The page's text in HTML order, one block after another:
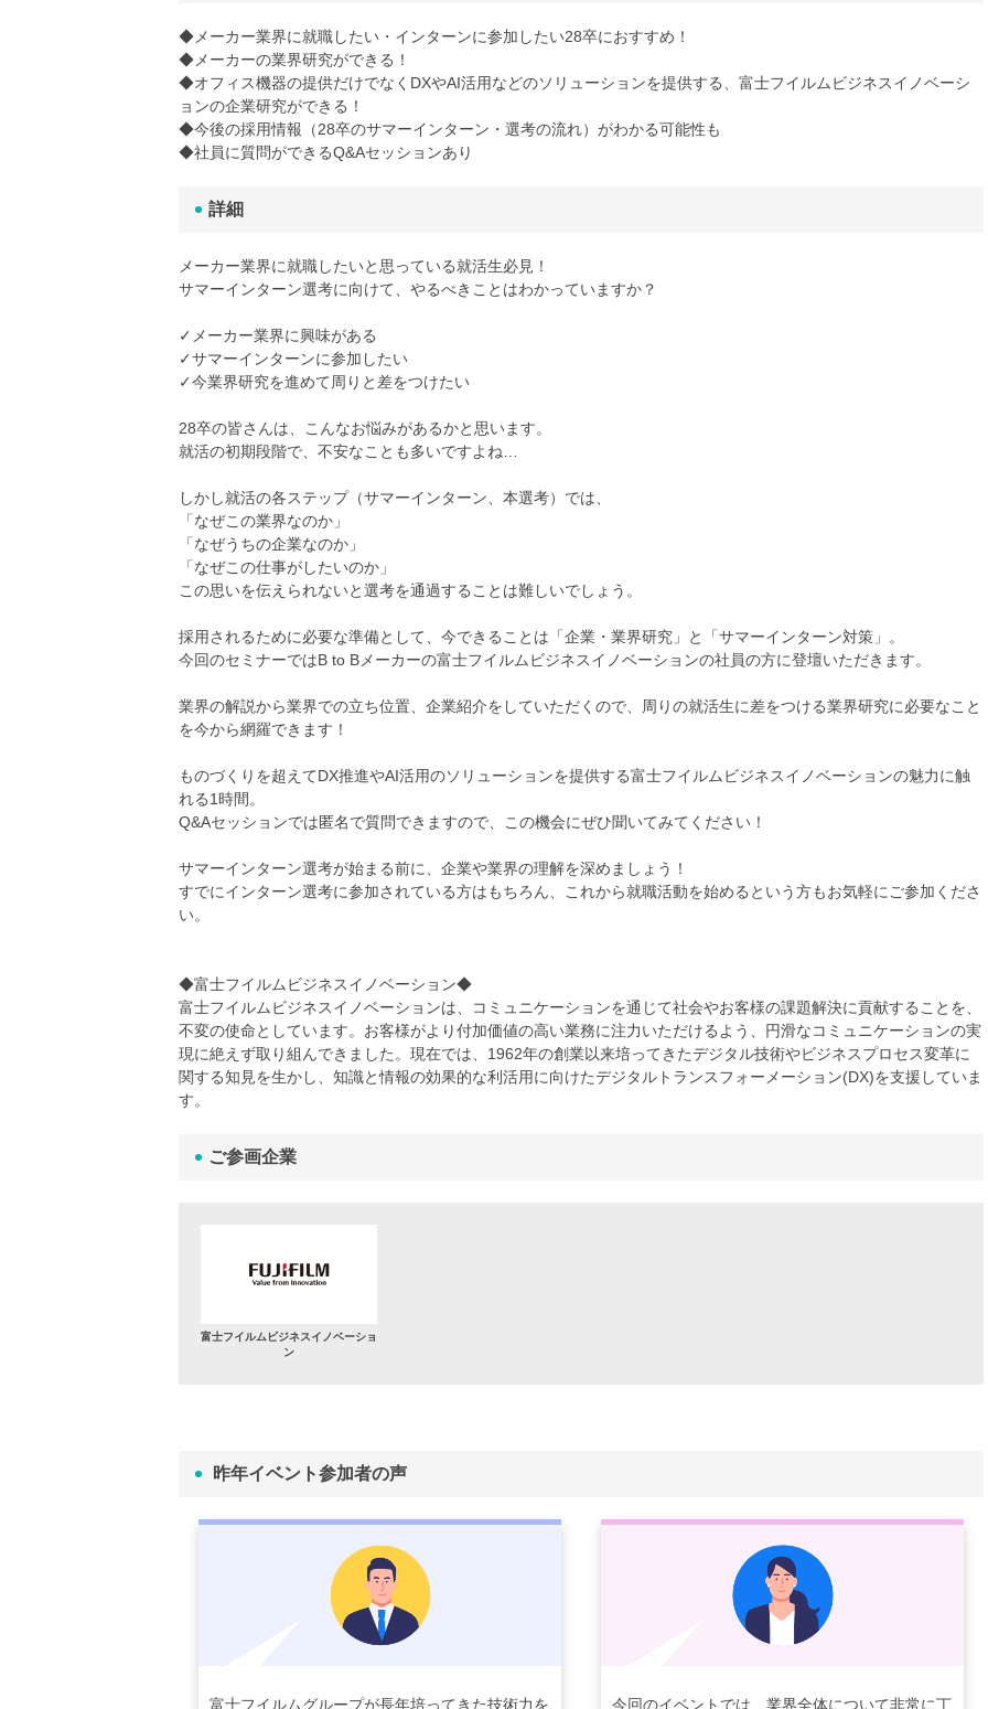
◆メーカー業界に就職したい・インターンに参加したい28卒におすすめ！
◆メーカーの業界研究ができる！
◆オフィス機器の提供だけでなくDXやAI活用などのソリューションを提供する、富士フイルムビジネスイノベーシ
ョンの企業研究ができる！
◆今後の採用情報（28卒のサマーインターン・選考の流れ）がわかる可能性も
◆社員に質問ができるQ&Aセッションあり
詳細
メーカー業界に就職したいと思っている就活生必見！
サマーインターン選考に向けて、やるべきことはわかっていますか？
✓メーカー業界に興味がある
✓サマーインターンに参加したい
✓今業界研究を進めて周りと差をつけたい
28卒の皆さんは、こんなお悩みがあるかと思います。
就活の初期段階で、不安なことも多いですよね…
しかし就活の各ステップ（サマーインターン、本選考）では、
「なぜこの業界なのか」
「なぜうちの企業なのか」
「なぜこの仕事がしたいのか」
この思いを伝えられないと選考を通過することは難しいでしょう。
採用されるために必要な準備として、今できることは「企業・業界研究」と「サマーインターン対策」。
今回のセミナーではB to Bメーカーの富士フイルムビジネスイノベーションの社員の方に登壇いただきます。
業界の解説から業界での立ち位置、企業紹介をしていただくので、周りの就活生に差をつける業界研究に必要なこと
を今から網羅できます！
ものづくりを超えてDX推進やAI活用のソリューションを提供する富士フイルムビジネスイノベーションの魅力に触
れる1時間。
Q&Aセッションでは匿名で質問できますので、この機会にぜひ聞いてみてください！
サマーインターン選考が始まる前に、企業や業界の理解を深めましょう！
すでにインターン選考に参加されている方はもちろん、これから就職活動を始めるという方もお気軽にご参加くださ
い。
◆富士フイルムビジネスイノベーション◆
富士フイルムビジネスイノベーションは、コミュニケーションを通じて社会やお客様の課題解決に貢献することを、
不変の使命としています。お客様がより付加価値の高い業務に注力いただけるよう、円滑なコミュニケーションの実
現に絶えず取り組んできました。現在では、1962年の創業以来培ってきたデジタル技術やビジネスプロセス変革に
関する知見を生かし、知識と情報の効果的な利活用に向けたデジタルトランスフォーメーション(DX)を支援していま
す。
ご参画企業
富士フイルムビジネスイノベーショ
ン
昨年イベント参加者の声
富士フイルムグループが長年培ってきた技術力を 今回のイベントでは、業界全体について非常に丁